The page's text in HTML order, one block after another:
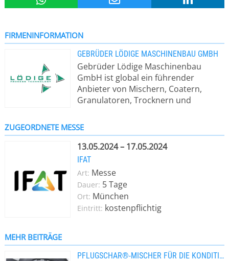
FIRMENINFORMATION
GEBRÜDER LÖDIGE MASCHINENBAU GMBH
Gebrüder Lödige Maschinenbau
GmbH ist global ein führender
Anbieter von Mischern, Coatern,
Granulatoren, Trocknern und
Pflugscharmischers bietet Lödige
jahrzehntelange Erfahrung in der
Verfahrenstechnik. So kommen
Mischer, Coating-Systeme und
Granulatoren von Lödige in der
Pharmaindustrie, Kosmetik- und
Nahrungsmittelbranche zum Einsatz.
Genauso ist Lödige in Branchen wie
Baustoffe, Umwelt, Mineralien und
ZUGEORDNETE MESSE
13.05.2024 – 17.05.2024
IFAT
Art: Messe
Dauer: 5 Tage
Ort: München
Eintritt: kostenpflichtig
MEHR BEITRÄGE
PFLUGSCHAR®-MISCHER FÜR DIE KONDITIONIERUNG VON KLÄRSCHLÄMMEN